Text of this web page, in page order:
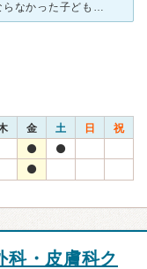
半年間、違う皮膚科に通ってなかなか良くならなかった子どもの皮膚疾患に悩み、友人からの評判を聞きお世話になりました。以前の病院とは違う見解を頂き、詳しく説明して頂いた上で、新たなお薬を処方されました。そ
金 土 日 祝
科・皮膚科ク